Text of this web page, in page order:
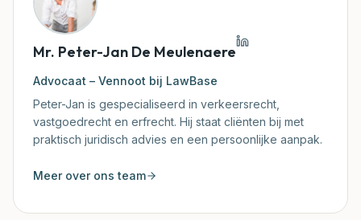
Mr. Peter-Jan De Meulenaere
Advocaat – Vennoot bij LawBase
Peter-Jan is gespecialiseerd in verkeersrecht,
vastgoedrecht en erfrecht. Hij staat cliënten bij met
praktisch juridisch advies en een persoonlijke aanpak.
Meer over ons team